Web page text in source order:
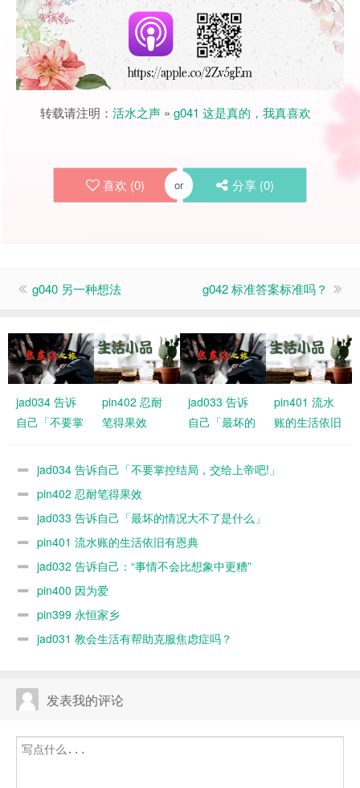
转载请注明： 活水之声 » g041 这是真的，我真喜欢
喜欢 (0) or 分享 (0)
g040 另一种想法 g042 标准答案标准吗？
jad034 告诉
自己「不要掌
上帝吧!」
pin402 忍耐
笔得果效
jad033 告诉
自己「最坏的
什么」
pin401 流水
账的生活依旧
jad034 告诉自己「不要掌控结局，交给上帝吧!」
pin402 忍耐笔得果效
jad033 告诉自己「最坏的情况大不了是什么」
pin401 流水账的生活依旧有恩典
jad032 告诉自己：“事情不会比想象中更糟”
pin400 因为爱
pin399 永恒家乡
jad031 教会生活有帮助克服焦虑症吗？
发表我的评论